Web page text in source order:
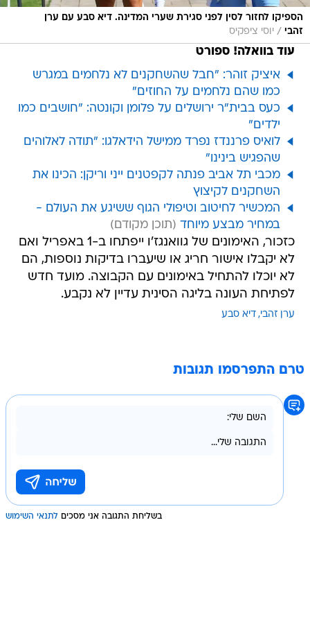
הספיקו לחזור לסין לפני סגירת שערי המדינה. דיא סבע עם ערן
זהבי / יוסי ציפקיס
עוד בוואלה! ספורט
איציק זוהר: "חבל שהשחקנים לא נלחמים במגרש
כמו שהם נלחמים על החוזים"
כעס בבית"ר ירושלים על פלומן וקונטה: "חושבים כמו
ילדים"
לואיס פרננדז נפרד ממישל הידאלגו: "תודה לאלוהים
שהפגיש בינינו"
מכבי תל אביב פנתה לקפטנים ייני וריקן: הכינו את
השחקנים לקיצוץ
המכשיר לחיטוב וטיפולי הגוף ששיגע את העולם -
במחיר מבצע מיוחד
כזכור, האימונים של גוואנגז'ו ייפתחו ב-1 באפריל ואם
לא יקבלו אישור חריג או שיעברו בדיקות נוספות, הם
לא יוכלו להתחיל באימונים עם הקבוצה. מועד חדש
לפתיחת העונה בליגה הסינית עדיין לא נקבע.
ערן זהבי דיא סבע
טרם התפרסמו תגובות
בשליחת התגובה אני מסכים לתנאי השימוש